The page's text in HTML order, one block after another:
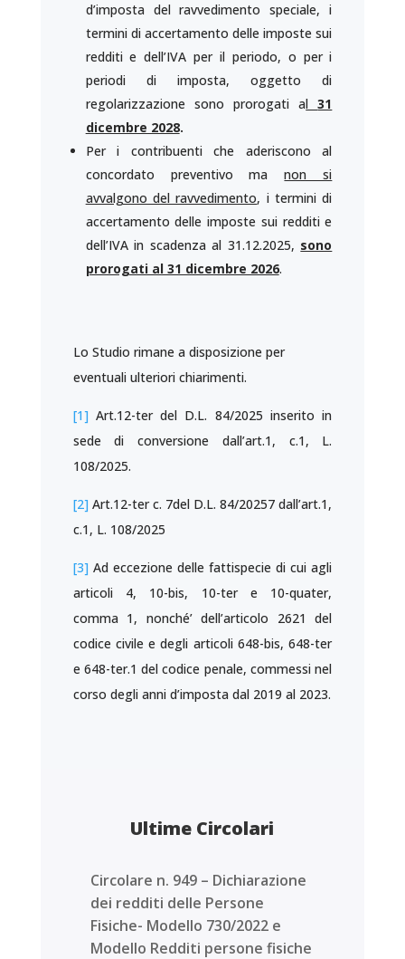
d’imposta del ravvedimento speciale, i
termini di accertamento delle imposte sui
redditi e dell’IVA per il periodo, o per i
periodi di imposta, oggetto di
regolarizzazione sono prorogati al31
dicembre 2028.
Per i contribuenti che aderiscono al
concordato preventivo manon si
avvalgono del ravvedimento, i termini di
accertamento delle imposte sui redditi e
dell’IVA in scadenza al 31.12.2025, sono
prorogati al 31 dicembre 2026.
Lo Studio rimane a disposizione per
eventuali ulteriori chiarimenti.
[1] Art.12-ter del D.L. 84/2025 inserito in
sede di conversione dall’art.1, c.1, L.
108/2025.
[2] Art.12-ter c. 7del D.L. 84/20257 dall’art.1,
c.1, L. 108/2025
[3] Ad eccezione delle fattispecie di cui agli
articoli 4, 10-bis, 10-ter e 10-quater,
comma 1, nonché’ dell’articolo 2621 del
codice civile e degli articoli 648-bis, 648-ter
e 648-ter.1 del codice penale, commessi nel
corso degli anni d’imposta dal 2019 al 2023.
Ultime Circolari
Circolare n. 949 – Dichiarazione
dei redditi delle Persone
Fisiche- Modello 730/2022 e
Modello Redditi persone fisiche